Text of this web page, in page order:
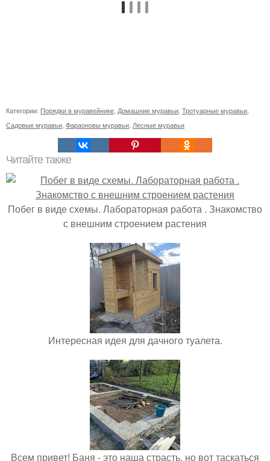
Категории: Порядки в муравейнике Домашние муравьи Тротуарные муравьи
Садовые муравьи Фараоновы муравьи Лесные муравьи
Читайте также
Побег в виде схемы. Лабораторная работа . Знакомство
с внешним строением растения
Интересная идея для дачного туалета.
Всем привет! Баня - это наша страсть, но вот таскаться